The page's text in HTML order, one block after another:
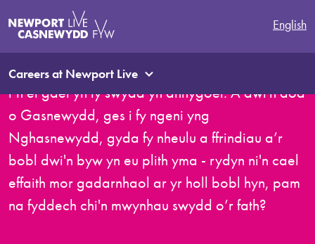
English
Careers at Newport Live
Mae’n swnio’n ystrydebol iawn, ac rydw i wedi
dweud hyn ar sawl achlysur, rydw i wir yn teimlo
bod y balchder a’r ymdeimlad o falchder rydw
i’n ei gael yn fy swydd yn anhygoel. A dwi'n dod
o Gasnewydd, ges i fy ngeni yng
Nghasnewydd, gyda fy nheulu a ffrindiau a’r
bobl dwi'n byw yn eu plith yma - rydyn ni'n cael
effaith mor gadarnhaol ar yr holl bobl hyn, pam
na fyddech chi'n mwynhau swydd o’r fath?